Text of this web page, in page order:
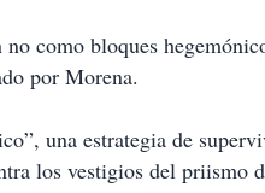
como bloques
por Morena.
una estrategia de
los vestigios del priismo